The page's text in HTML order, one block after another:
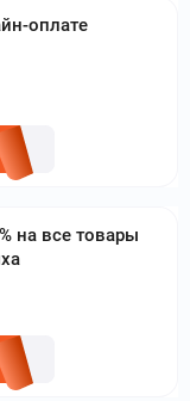
оплате
на все товары